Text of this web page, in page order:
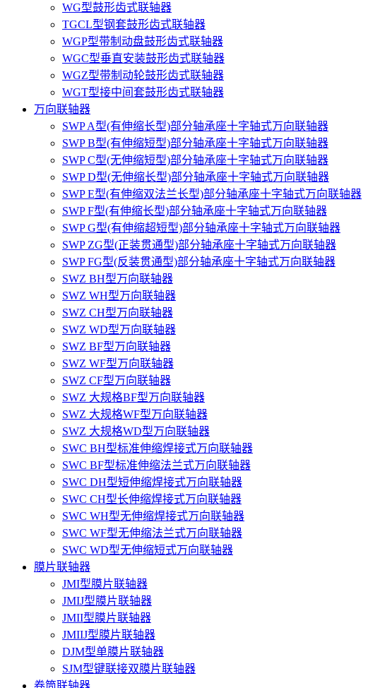
WG型鼓形齿式联轴器
TGCL型钢套鼓形齿式联轴器
WGP型带制动盘鼓形齿式联轴器
WGC型垂直安装鼓形齿式联轴器
WGZ型带制动轮鼓形齿式联轴器
WGT型接中间套鼓形齿式联轴器
万向联轴器
SWP A型(有伸缩长型)部分轴承座十字轴式万向联轴器
SWP B型(有伸缩短型)部分轴承座十字轴式万向联轴器
SWP C型(无伸缩短型)部分轴承座十字轴式万向联轴器
SWP D型(无伸缩长型)部分轴承座十字轴式万向联轴器
SWP E型(有伸缩双法兰长型)部分轴承座十字轴式万向联轴器
SWP F型(有伸缩长型)部分轴承座十字轴式万向联轴器
SWP G型(有伸缩超短型)部分轴承座十字轴式万向联轴器
SWP ZG型(正装贯通型)部分轴承座十字轴式万向联轴器
SWP FG型(反装贯通型)部分轴承座十字轴式万向联轴器
SWZ BH型万向联轴器
SWZ WH型万向联轴器
SWZ CH型万向联轴器
SWZ WD型万向联轴器
SWZ BF型万向联轴器
SWZ WF型万向联轴器
SWZ CF型万向联轴器
SWZ 大规格BF型万向联轴器
SWZ 大规格WF型万向联轴器
SWZ 大规格WD型万向联轴器
SWC BH型标准伸缩焊接式万向联轴器
SWC BF型标准伸缩法兰式万向联轴器
SWC DH型短伸缩焊接式万向联轴器
SWC CH型长伸缩焊接式万向联轴器
SWC WH型无伸缩焊接式万向联轴器
SWC WF型无伸缩法兰式万向联轴器
SWC WD型无伸缩短式万向联轴器
膜片联轴器
JMI型膜片联轴器
JMIJ型膜片联轴器
JMII型膜片联轴器
JMIIJ型膜片联轴器
DJM型单膜片联轴器
SJM型键联接双膜片联轴器
卷筒联轴器